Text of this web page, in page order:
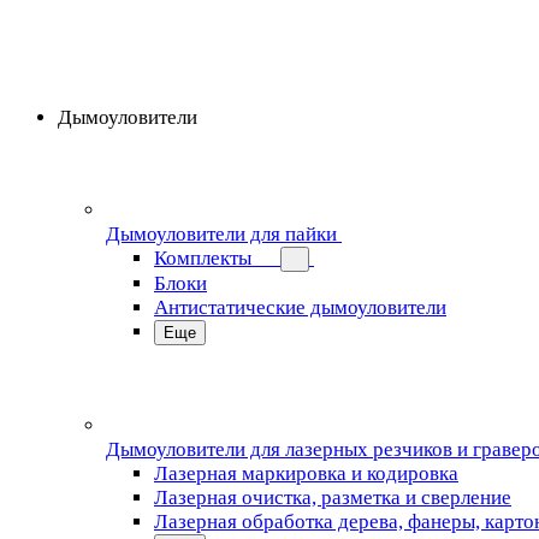
Дымоуловители
Дымоуловители для пайки
Комплекты
Блоки
Антистатические дымоуловители
Еще
Дымоуловители для лазерных резчиков и
Лазерная маркировка и кодировка
Лазерная очистка, разметка и сверление
Лазерная обработка дерева, фанеры,